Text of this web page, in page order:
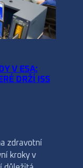
V ESA:
DRŽÍ ISS
zdravotní
kroky v